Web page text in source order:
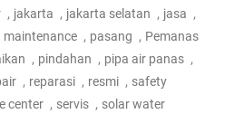
, jakarta , jakarta selatan , jasa ,
maintenance , pasang , Pemanas
, pindahan , pipa air panas ,
, reparasi , resmi , safety
center , servis , solar water